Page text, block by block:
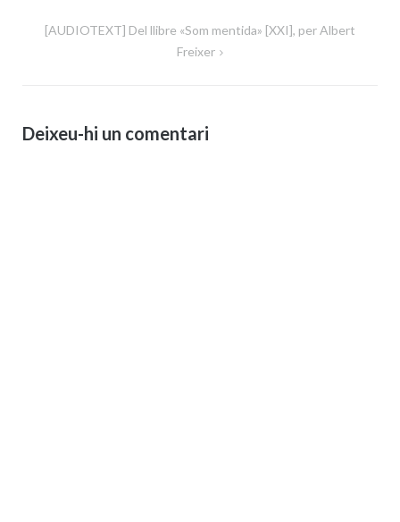
[AUDIOTEXT] Del llibre «Som mentida» [XXI], per Albert
Freixer
Deixeu-hi un comentari